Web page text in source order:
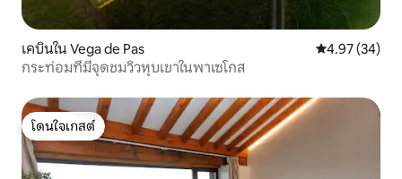
เคบินใน Vega de Pas คะแนนเฉลี่ย
4.97 (34)
กระท่อมที่มีจุดชมวิวหุบเขาในพาเซโกส
โดนใจเกสต์
โดนใจเกสต์